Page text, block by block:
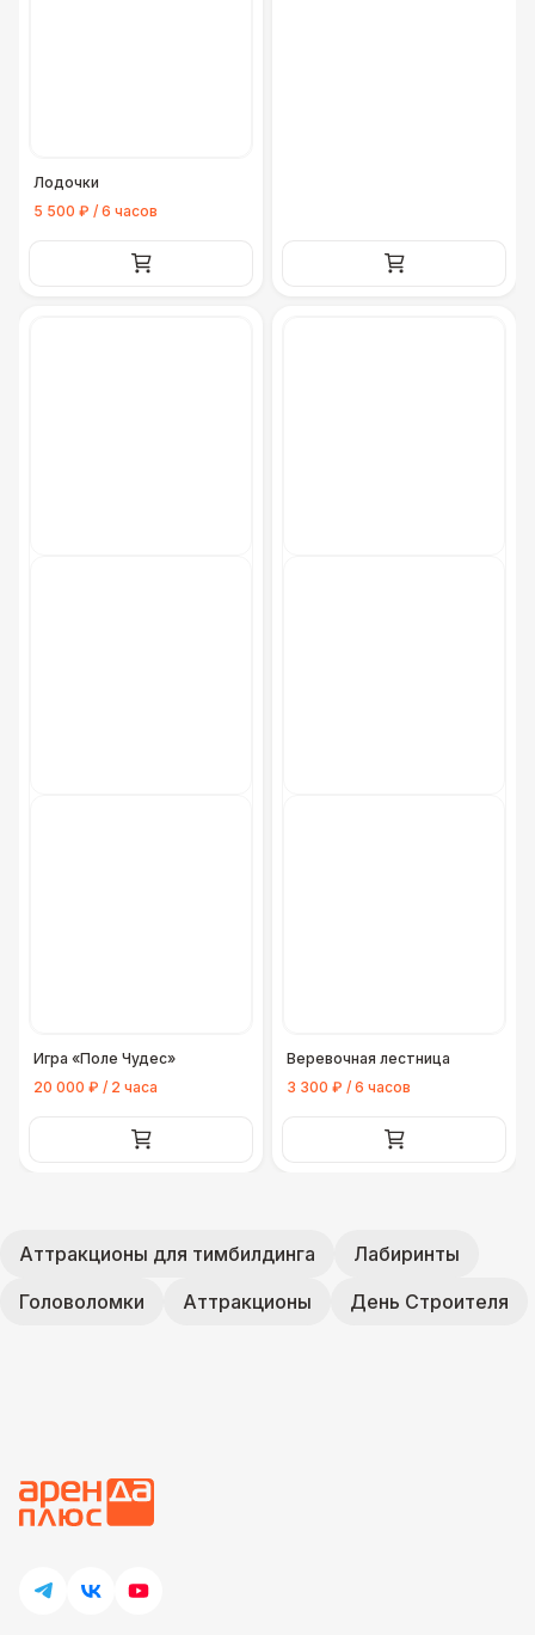
Лодочки
5 500 ₽ / 6 часов
Игра «Поле Чудес»
20 000 ₽ / 2 часа
Веревочная лестница
3 300 ₽ / 6 часов
Аттракционы для тимбилдинга
Лабиринты
Головоломки
Аттракционы День Строителя